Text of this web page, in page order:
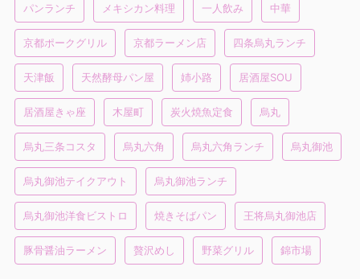
パンランチ メキシカン料理 一人飲み 中華
京都ポークグリル 京都ラーメン店 四条烏丸ランチ
天津飯 天然酵母パン屋 姉小路 居酒屋SOU
居酒屋きゃ座 木屋町 炭火焼魚定食 烏丸
烏丸三条コスタ 烏丸六角 烏丸六角ランチ 烏丸御池
烏丸御池テイクアウト 烏丸御池ランチ
烏丸御池洋食ビストロ 焼きそばパン 王将烏丸御池店
豚骨醤油ラーメン 贅沢めし 野菜グリル 錦市場